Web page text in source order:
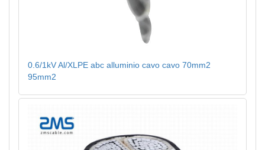
0.6/1kV Al/XLPE abc alluminio cavo cavo 70mm2
95mm2